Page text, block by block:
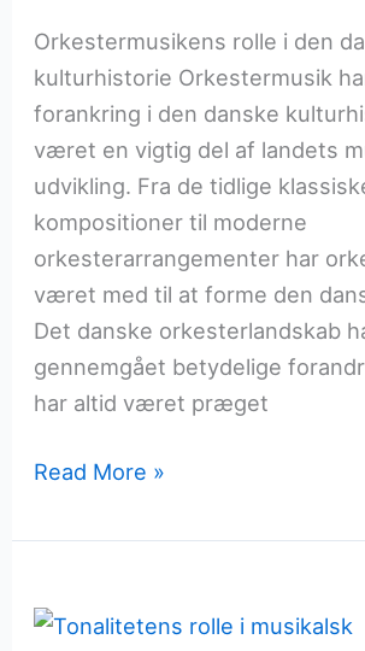
Orkestermusikens rolle i den
kulturhistorie Orkestermusik
forankring i den danske
været en vigtig del af landets
udvikling. Fra de tidlige
kompositioner til moderne
orkesterarrangementer har
været med til at forme den
Det danske orkesterlandskab
gennemgået betydelige
har altid været præget
Orkestermusik
en
af
Read More »